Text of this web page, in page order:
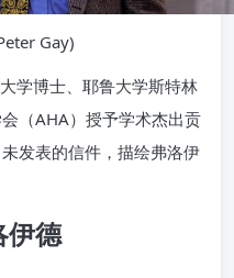
Gay)
学博士、耶鲁大学斯特林
（AHA）授予学术杰出贡
发表的信件，描绘弗洛伊
伊德